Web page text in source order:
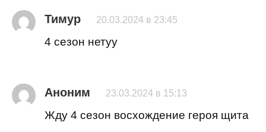
Тимур 20.03.2024 в 23:45
4 сезон нетуу
Аноним 23.03.2024 в 15:13
Жду 4 сезон восхождение героя щита